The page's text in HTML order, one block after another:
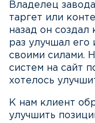
Владелец
таргет или
назад он создал
раз улучшал его
своими силами.
систем на сайт
хотелось
К нам клиент
улучшить